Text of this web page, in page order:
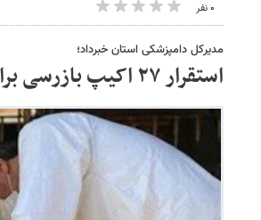
۰ نفر
مدیرکل دامپزشکی استان خبرداد؛
استقرار ۲۷ اکیپ بازرسی برای نظارت ذبح دام در قزوین